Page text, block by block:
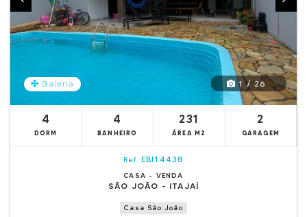
Galeria 1 / 26
4
DORM
4
BANHEIRO
231
ÁREA M2
2
GARAGEM
Ref. EBI14438
CASA - VENDA
SÃO JOÃO - ITAJAÍ
Casa São João